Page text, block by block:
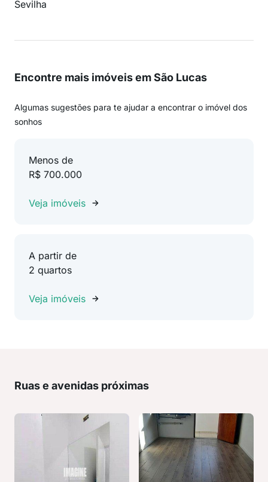
Sevilha
Encontre mais imóveis em São Lucas
Algumas sugestões para te ajudar a encontrar o imóvel dos
sonhos
Menos de
R$ 700.000
Veja imóveis
A partir de
2 quartos
Veja imóveis
Ruas e avenidas próximas